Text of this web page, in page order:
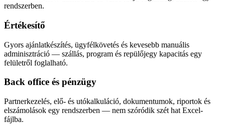
rendszerben.
Értékesítő
Gyors ajánlatkészítés, ügyfélkövetés és kevesebb manuális
adminisztráció — szállás, program és repülőjegy kapacitás egy
felületről foglalható.
Back office és pénzügy
Partnerkezelés, elő- és utókalkuláció, dokumentumok, riportok és
elszámolások egy rendszerben — nem szóródik szét hat Excel-
fájlba.